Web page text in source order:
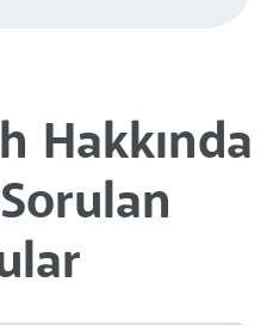
Hakkında
Sorulan